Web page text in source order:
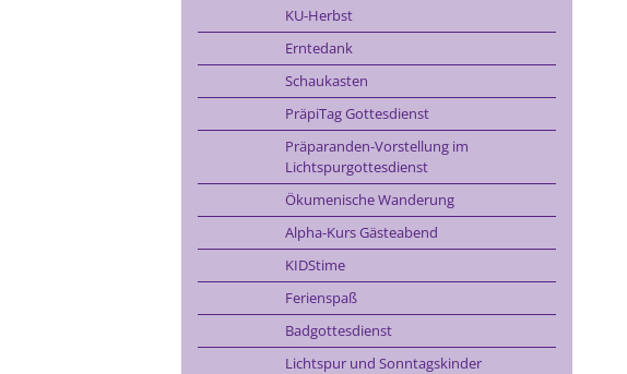
KU-Herbst
Erntedank
Schaukasten
PräpiTag Gottesdienst
Präparanden-Vorstellung im
Lichtspurgottesdienst
Ökumenische Wanderung
Alpha-Kurs Gästeabend
KIDStime
Ferienspaß
Badgottesdienst
Lichtspur und Sonntagskinder